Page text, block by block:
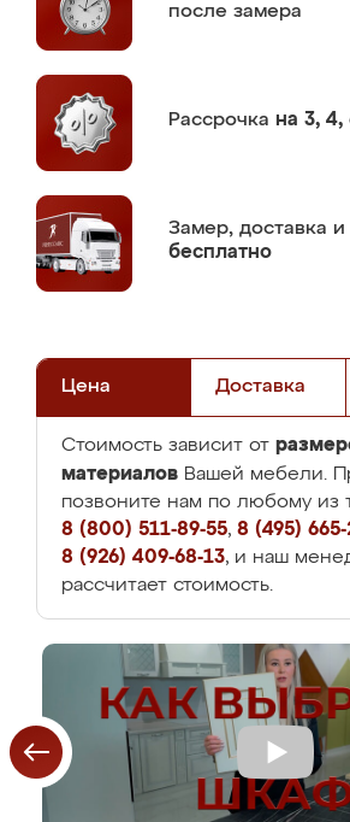
после замера
Рассрочка на 3, 4,
Замер, доставка
бесплатно
Цена Доставка
Стоимость зависит от
материалов Вашей мебели.
позвоните нам по любому из
8 (800) 511-89-55, 8 (495)
8 (926) 409-68-13, и наш
рассчитает стоимость.